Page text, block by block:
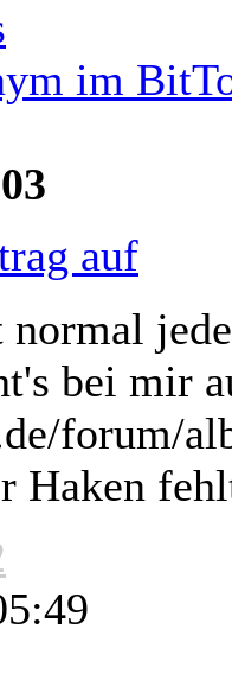
im
auf
normal
bei mir
forum/
Haken